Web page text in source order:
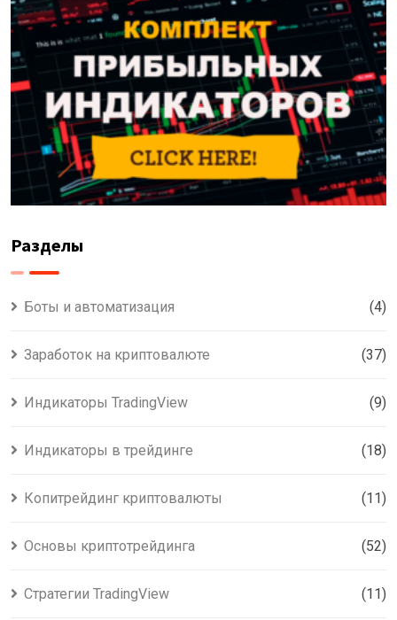
Разделы
Боты и автоматизация (4)
Заработок на криптовалюте (37)
Индикаторы TradingView (9)
Индикаторы в трейдинге (18)
Копитрейдинг криптовалюты (11)
Основы криптотрейдинга (52)
Стратегии TradingView (11)